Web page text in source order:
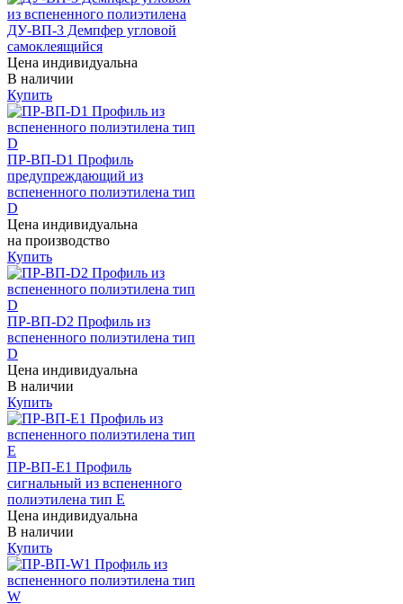
ДУ-ВП-3 Демпфер угловой
самоклеящийся
Цена индивидуальна
В наличии
Купить
ПР-ВП-D1 Профиль
предупреждающий из
вспененного полиэтилена тип
D
Цена индивидуальна
на производство
Купить
ПР-ВП-D2 Профиль из
вспененного полиэтилена тип
D
Цена индивидуальна
В наличии
Купить
ПР-ВП-E1 Профиль
сигнальный из вспененного
полиэтилена тип E
Цена индивидуальна
В наличии
Купить